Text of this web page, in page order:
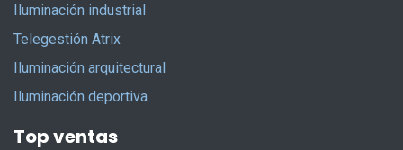
Iluminación industrial
Telegestión Atrix
Iluminación arquitectural
Iluminación deportiva
Top ventas